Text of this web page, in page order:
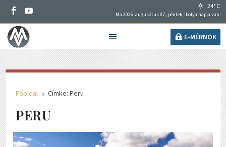
24° C
Ma 2026. augusztus 07., péntek, Ibolya napja van.
E-MÉRNÖK
Főoldal 5 Címke: Peru
PERU